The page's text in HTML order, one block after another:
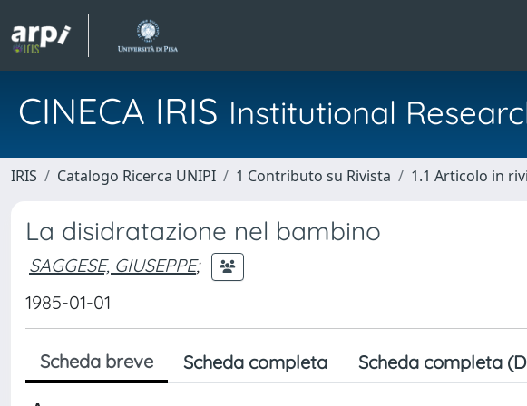
CINECA IRIS Institutional
IRIS Catalogo Ricerca UNIPI 1 Contributo su Rivista 1.1 Articolo in
La disidratazione nel bambino
SAGGESE, GIUSEPPE;
1985-01-01
Scheda breve Scheda completa Scheda completa